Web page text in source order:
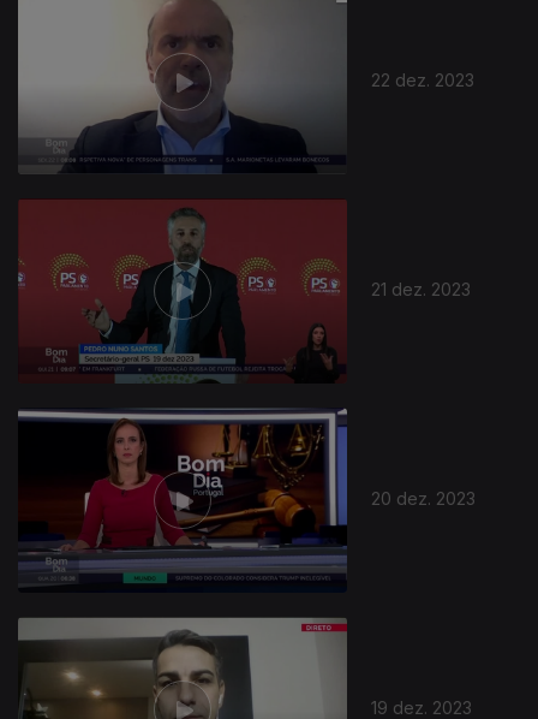
22 dez. 2023
21 dez. 2023
20 dez. 2023
19 dez. 2023